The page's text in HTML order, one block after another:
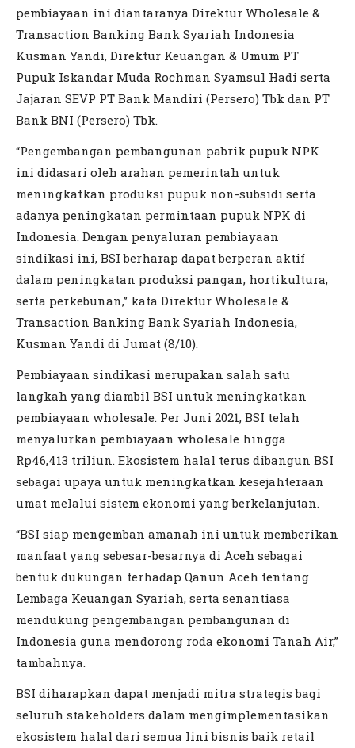
pembiayaan ini diantaranya Direktur Wholesale &
Transaction Banking Bank Syariah Indonesia
Kusman Yandi, Direktur Keuangan & Umum PT
Pupuk Iskandar Muda Rochman Syamsul Hadi serta
Jajaran SEVP PT Bank Mandiri (Persero) Tbk dan PT
Bank BNI (Persero) Tbk.
“Pengembangan pembangunan pabrik pupuk NPK
ini didasari oleh arahan pemerintah untuk
meningkatkan produksi pupuk non-subsidi serta
adanya peningkatan permintaan pupuk NPK di
Indonesia. Dengan penyaluran pembiayaan
sindikasi ini, BSI berharap dapat berperan aktif
dalam peningkatan produksi pangan, hortikultura,
serta perkebunan,” kata Direktur Wholesale &
Transaction Banking Bank Syariah Indonesia,
Kusman Yandi di Jumat (8/10).
Pembiayaan sindikasi merupakan salah satu
langkah yang diambil BSI untuk meningkatkan
pembiayaan wholesale. Per Juni 2021, BSI telah
menyalurkan pembiayaan wholesale hingga
Rp46,413 triliun. Ekosistem halal terus dibangun BSI
sebagai upaya untuk meningkatkan kesejahteraan
umat melalui sistem ekonomi yang berkelanjutan.
“BSI siap mengemban amanah ini untuk memberikan
manfaat yang sebesar-besarnya di Aceh sebagai
bentuk dukungan terhadap Qanun Aceh tentang
Lembaga Keuangan Syariah, serta senantiasa
mendukung pengembangan pembangunan di
Indonesia guna mendorong roda ekonomi Tanah Air,”
tambahnya.
BSI diharapkan dapat menjadi mitra strategis bagi
seluruh stakeholders dalam mengimplementasikan
ekosistem halal dari semua lini bisnis baik retail